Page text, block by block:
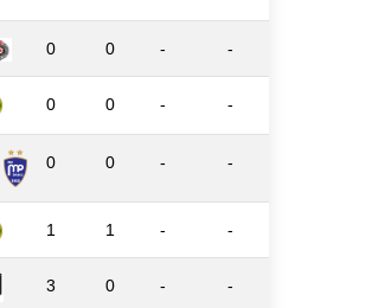
0 0 - -
0 0 - -
0 0 - -
1 1 - -
3 0 - -